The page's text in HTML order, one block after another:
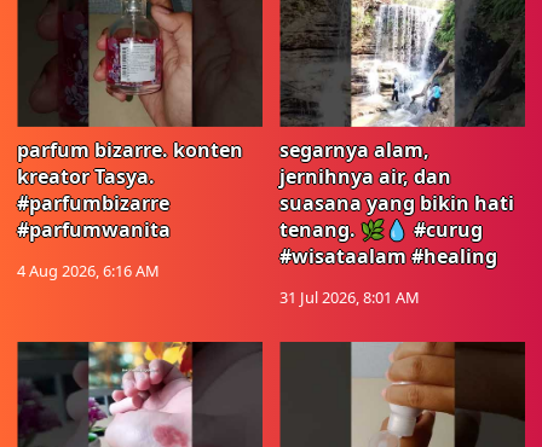
parfum bizarre. konten
kreator Tasya.
#parfumbizarre
#parfumwanita
4 Aug 2026, 6:16 AM
segarnya alam,
jernihnya air, dan
suasana yang bikin hati
tenang. 🌿💧 #curug
#wisataalam #healing
31 Jul 2026, 8:01 AM